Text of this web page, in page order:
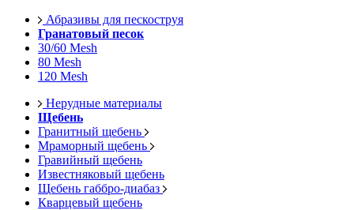
Абразивы для пескоструя
Гранатовый песок
30/60 Mesh
80 Mesh
120 Mesh
Нерудные материалы
Щебень
Гранитный щебень
Мраморный щебень
Гравийный щебень
Известняковый щебень
Щебень габбро-диабаз
Кварцевый щебень